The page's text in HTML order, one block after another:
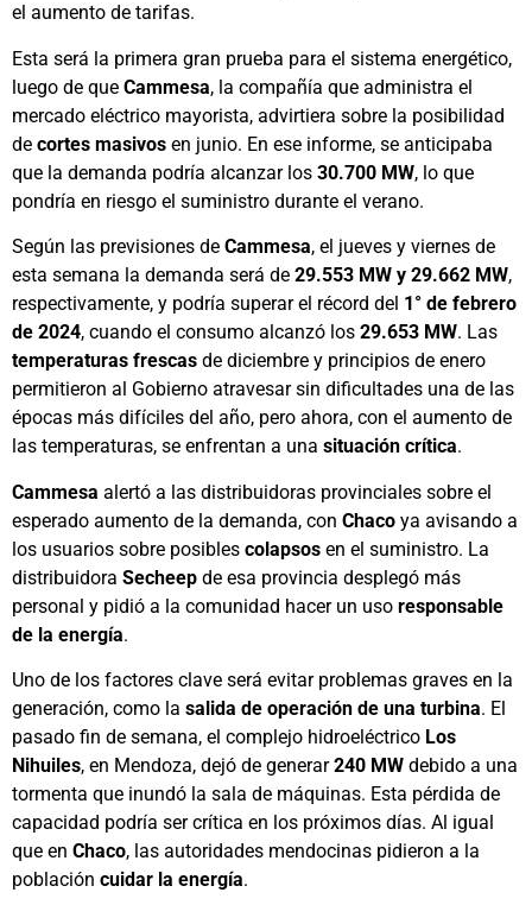
el aumento de tarifas.
Esta será la primera gran prueba para el sistema energético,
luego de que Cammesa, la compañía que administra el
mercado eléctrico mayorista, advirtiera sobre la posibilidad
de cortes masivos en junio. En ese informe, se anticipaba
que la demanda podría alcanzar los 30.700 MW, lo que
pondría en riesgo el suministro durante el verano.
Según las previsiones de Cammesa, el jueves y viernes de
esta semana la demanda será de 29.553 MW y 29.662 MW,
respectivamente, y podría superar el récord del 1° de febrero
de 2024, cuando el consumo alcanzó los 29.653 MW. Las
temperaturas frescas de diciembre y principios de enero
permitieron al Gobierno atravesar sin dificultades una de las
épocas más difíciles del año, pero ahora, con el aumento de
las temperaturas, se enfrentan a una situación crítica.
Cammesa alertó a las distribuidoras provinciales sobre el
esperado aumento de la demanda, con Chaco ya avisando a
los usuarios sobre posibles colapsos en el suministro. La
distribuidora Secheep de esa provincia desplegó más
personal y pidió a la comunidad hacer un uso responsable
de la energía.
Uno de los factores clave será evitar problemas graves en la
generación, como la salida de operación de una turbina. El
pasado fin de semana, el complejo hidroeléctrico Los
Nihuiles, en Mendoza, dejó de generar240 MW debido a una
tormenta que inundó la sala de máquinas. Esta pérdida de
capacidad podría ser crítica en los próximos días. Al igual
que en Chaco, las autoridades mendocinas pidieron a la
población cuidar la energía.